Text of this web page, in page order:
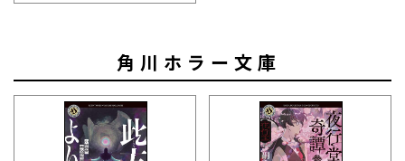
角川ホラー文庫